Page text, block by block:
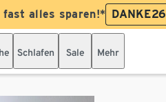
fast alles sparen!* DANKE26
Schlafen Sale Mehr